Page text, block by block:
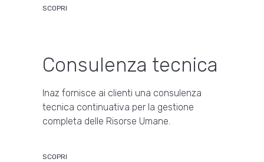
SCOPRI
Consulenza tecnica
Inaz fornisce ai clienti una consulenza
tecnica continuativa per la gestione
completa delle Risorse Umane.
SCOPRI